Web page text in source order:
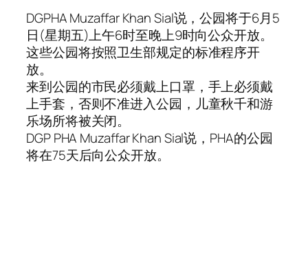
DGPHA Muzaffar Khan Sial说，公园将于6月5
日(星期五)上午6时至晚上9时向公众开放。
这些公园将按照卫生部规定的标准程序开
放。
来到公园的市民必须戴上口罩，手上必须戴
上手套，否则不准进入公园，儿童秋千和游
乐场所将被关闭。
DGP PHA Muzaffar Khan Sial说，PHA的公园
将在75天后向公众开放。